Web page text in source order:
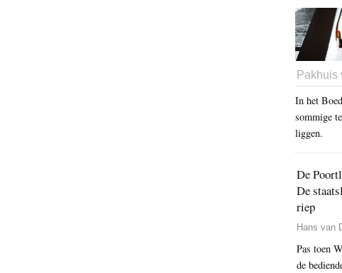
Pakhuis
In het
sommige
liggen.
De
De
riep
Hans van
Pas toen
de